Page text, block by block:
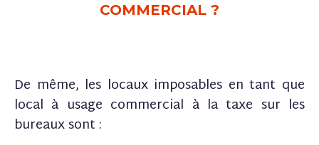
COMMERCIAL ?
De même, les locaux imposables en tant que
local à usage commercial à la taxe sur les
bureaux sont :